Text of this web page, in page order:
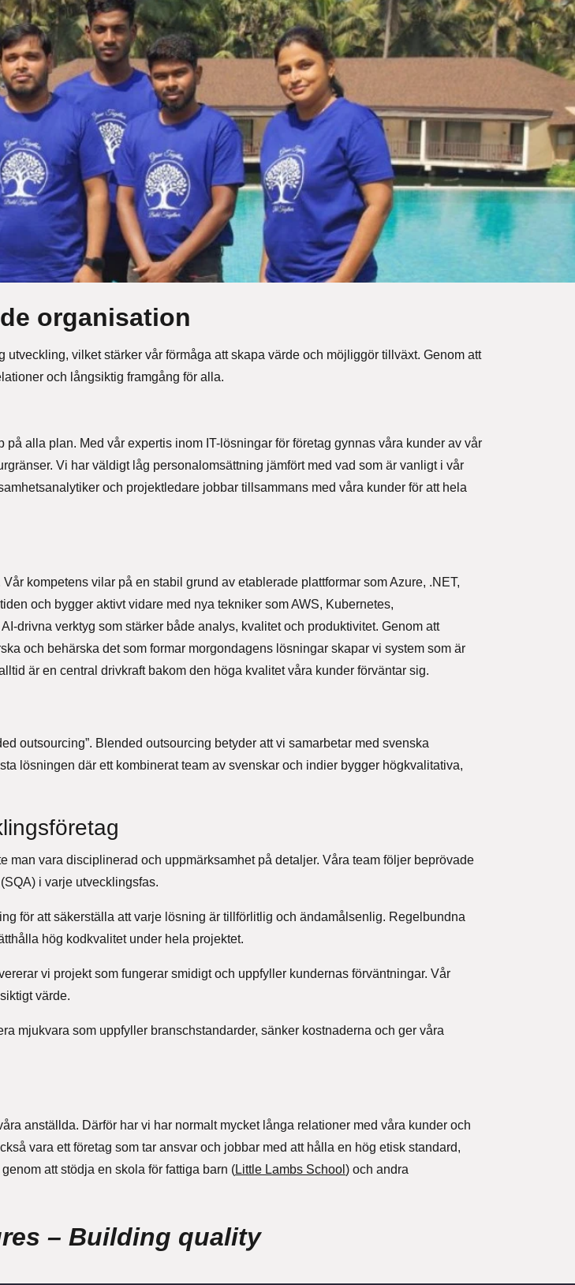
organisation
vilket stärker vår förmåga att skapa värde och möjliggör tillväxt. Genom att
och långsiktig framgång för alla.
alla plan. Med vår expertis inom IT-lösningar för företag gynnas våra kunder av vår
Vi har väldigt låg personalomsättning jämfört med vad som är vanligt i vår
och projektledare jobbar tillsammans med våra kunder för att hela
kompetens vilar på en stabil grund av etablerade plattformar som Azure, .NET,
och bygger aktivt vidare med nya tekniker som AWS, Kubernetes,
drivna verktyg som stärker både analys, kvalitet och produktivitet. Genom att
och behärska det som formar morgondagens lösningar skapar vi system som är
är en central drivkraft bakom den höga kvalitet våra kunder förväntar sig.
outsourcing”. Blended outsourcing betyder att vi samarbetar med svenska
lösningen där ett kombinerat team av svenskar och indier bygger högkvalitativa,
man vara disciplinerad och uppmärksamhet på detaljer. Våra team följer beprövade
i varje utvecklingsfas.
för att säkerställa att varje lösning är tillförlitlig och ändamålsenlig. Regelbundna
hög kodkvalitet under hela projektet.
vi projekt som fungerar smidigt och uppfyller kundernas förväntningar. Vår
värde.
mjukvara som uppfyller branschstandarder, sänker kostnaderna och ger våra
anställda. Därför har vi har normalt mycket långa relationer med våra kunder och
vara ett företag som tar ansvar och jobbar med att hålla en hög etisk standard,
att stödja en skola för fattiga barn (Little Lambs School ) och andra
– Building quality